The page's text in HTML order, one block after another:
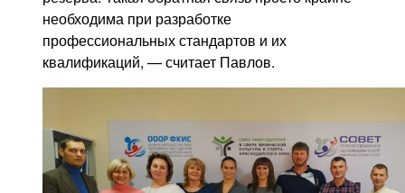
необходима при разработке
профессиональных стандартов и их
квалификаций, — считает Павлов.